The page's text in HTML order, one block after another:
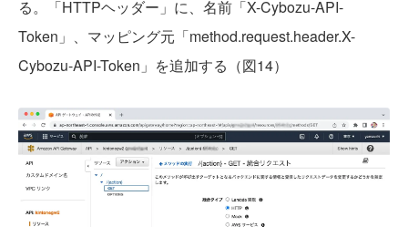
る。「HTTPヘッダー」に、名前「X-Cybozu-API-
Token」、マッピング元「method.request.header.X-
Cybozu-API-Token」を追加する（図14）